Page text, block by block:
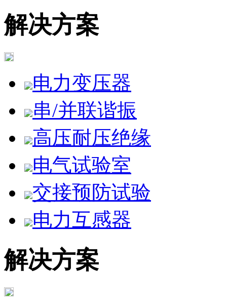
解决方案
电力变压器
串/并联谐振
高压耐压绝缘
电气试验室
交接预防试验
电力互感器
解决方案